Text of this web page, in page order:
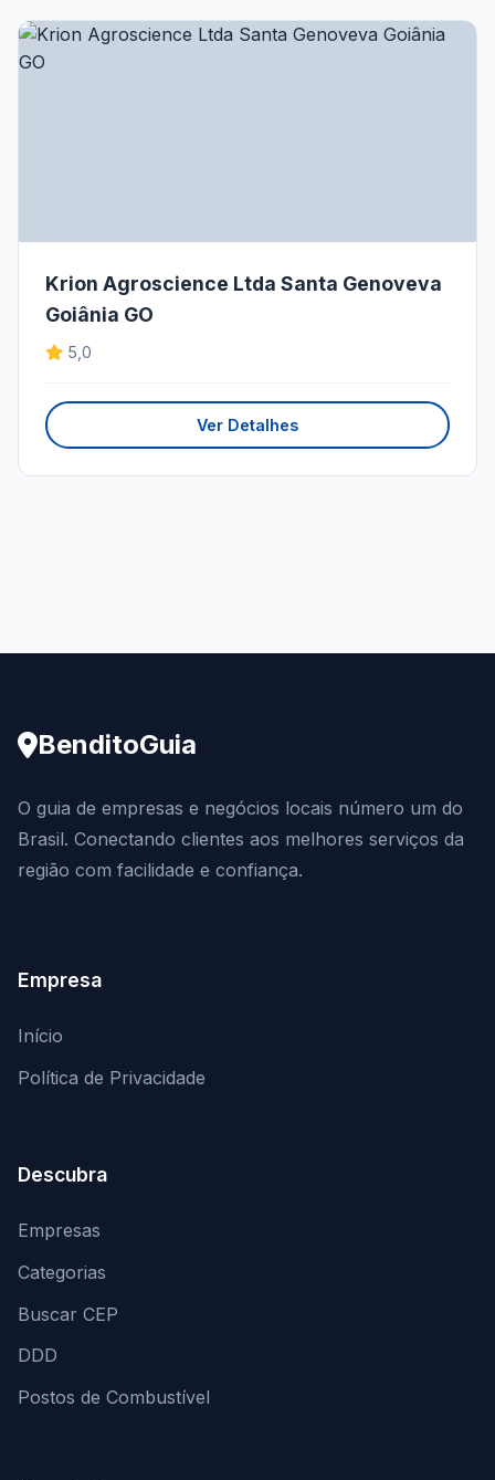
Krion Agroscience Ltda Santa Genoveva
Goiânia GO
5,0
Ver Detalhes
BenditoGuia
O guia de empresas e negócios locais número um do
Brasil. Conectando clientes aos melhores serviços da
região com facilidade e confiança.
Empresa
Início
Política de Privacidade
Descubra
Empresas
Categorias
Buscar CEP
DDD
Postos de Combustível